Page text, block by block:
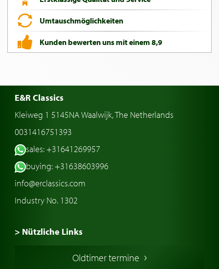
Umtauschmöglichkeiten
Kunden bewerten uns mit einem 8,9
E&R Classics
Kleiweg 1 5145NA Waalwijk, The Netherlands
0031416751393
sales: +31641269957
buying: +31638603996
info@erclassics.com
Industry No. 1302
> Nützliche Links
Oldtimers in EuropaOldtimer termine